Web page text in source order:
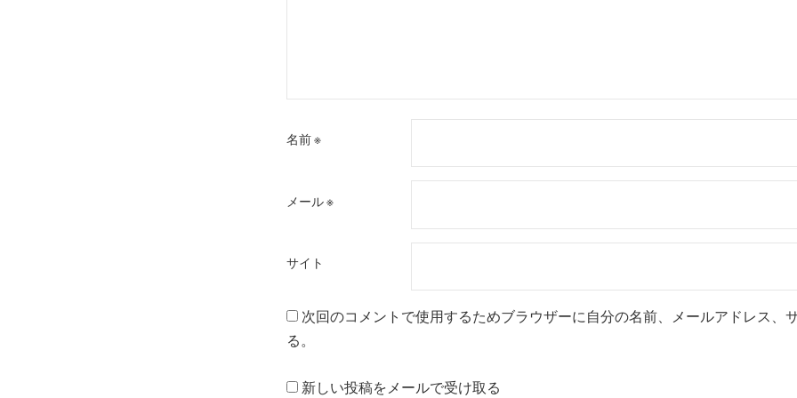
名前※
メール※
サイト
次回のコメントで使用するためブラウザーに自分の名前、メールアドレス、
る。
新しい投稿をメールで受け取る